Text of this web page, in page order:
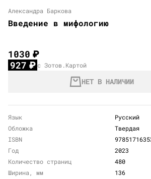
Александра Баркова
Введение в мифологию
1030₽
927₽ с Зотов.Картой
НЕТ В НАЛИЧИИ
Язык
Русский
Обложка
Твердая
ISBN
Год
2023
Количество страниц
480
Ширина, мм
136